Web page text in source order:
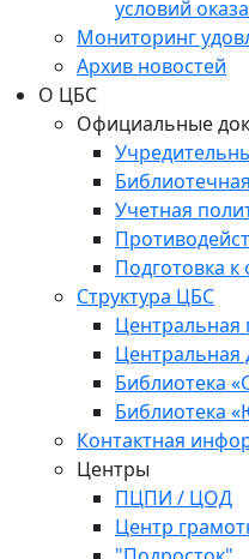
условий
Мониторинг
Архив новостей
О ЦБС
Официальные
Учетная
Подготовка
Структура ЦБС
Центральная
Центральная
Библиотека
Библиотека
Контактная
Центры
ПЦПИ / ЦОД
Центр